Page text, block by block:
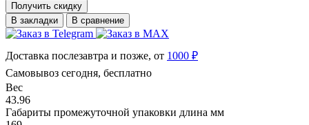
Получить скидку
В закладки
В сравнение
Доставка послезавтра и позже, от 1000 ₽
Самовывоз сегодня, бесплатно
Вес
43.96
Габариты промежуточной упаковки длина мм